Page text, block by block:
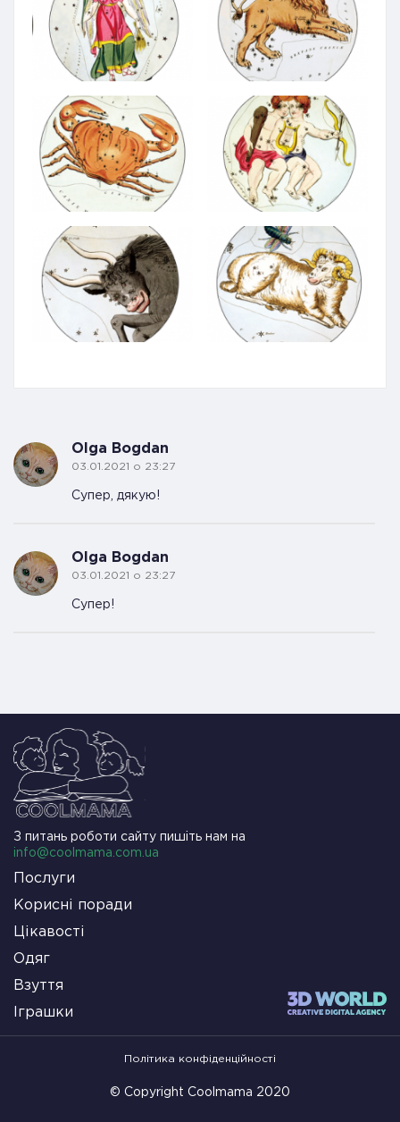
Olga Bogdan
03.01.2021 о 23:27
Супер, дякую!
Olga Bogdan
03.01.2021 о 23:27
Супер!
З питань роботи сайту пишіть нам на
info@coolmama.com.ua
Послуги
Корисні поради
Цікавості
Одяг
Взуття
Іграшки
© Copyright Coolmama 2020
Політика конфіденційності